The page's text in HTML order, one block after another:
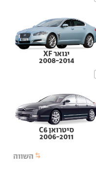
יגואר XF
2008-2014
סיטרואן C6
2006-2011
השווה